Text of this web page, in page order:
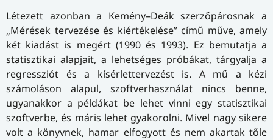
Létezett azonban a Kemény–Deák szerzőpárosnak a
„Mérések tervezése és kiértékelése” című műve, amely
két kiadást is megért (1990 és 1993). Ez bemutatja a
statisztikai alapjait, a lehetséges próbákat, tárgyalja a
regressziót és a kísérlettervezést is. A mű a kézi
számoláson alapul, szoftverhasználat nincs benne,
ugyanakkor a példákat be lehet vinni egy statisztikai
szoftverbe, és máris lehet gyakorolni. Mivel nagy sikere
volt a könyvnek, hamar elfogyott és nem akartak tőle